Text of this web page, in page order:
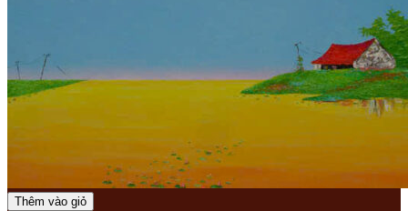
Thêm vào giỏ